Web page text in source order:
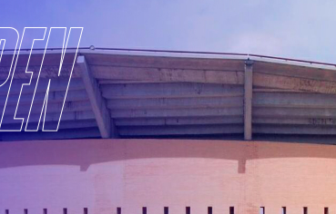
STREAMING